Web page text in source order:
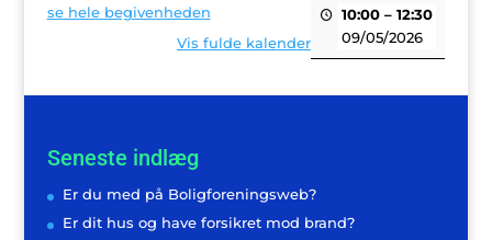
10:00 –12:30
09/05/2026
se hele begivenheden
Vis fulde kalender
Seneste indlæg
Er du med på Boligforeningsweb?
Er dit hus og have forsikret mod brand?